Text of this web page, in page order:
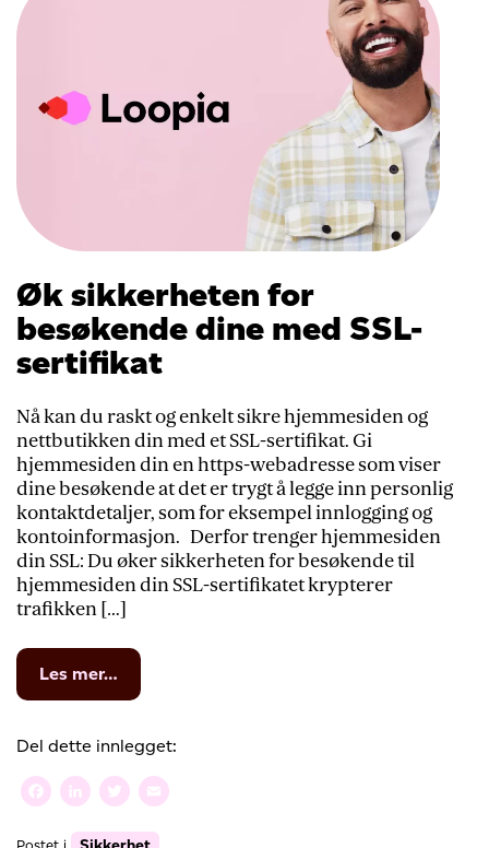
Øk sikkerheten for
besøkende dine med SSL-
sertifikat
Nå kan du raskt og enkelt sikre hjemmesiden og
nettbutikken din med et SSL-sertifikat. Gi
hjemmesiden din en https-webadresse som viser
dine besøkende at det er trygt å legge inn personlig
kontaktdetaljer, som for eksempel innlogging og
kontoinformasjon. Derfor trenger hjemmesiden
din SSL: Du øker sikkerheten for besøkende til
hjemmesiden din SSL-sertifikatet krypterer
trafikken […]
Les mer…
Øk
for
besøkende
dine
med
Del dette innlegget:
Facebook
LinkedIn
Twitter